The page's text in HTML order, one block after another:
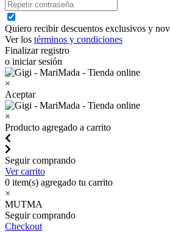
Quiero recibir descuentos exclusivos y
Ver los términos y condiciones
Finalizar registro
o iniciar sesión
×
Aceptar
×
Producto agregado a carrito
Seguir comprando
Ver carrito
0 item(s) agregado tu carrito
×
MUTMA
Seguir comprando
Checkout